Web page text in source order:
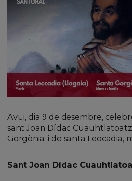
Avui, dia 9 de desembre,
sant Joan Dídac
Gorgònia; i de santa Leocadia,
Sant Joan Dídac